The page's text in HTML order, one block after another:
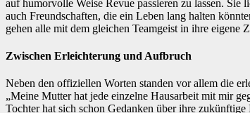
auf humorvolle Weise Revue passieren zu lassen.
auch Freundschaften, die ein Leben lang halten
gehen alle mit dem gleichen Teamgeist in ihre
Zwischen Erleichterung und Aufbruch
Neben den offiziellen Worten standen vor allem die
„Meine Mutter hat jede einzelne Hausarbeit mit mir
Tochter hat sich schon Gedanken über ihre